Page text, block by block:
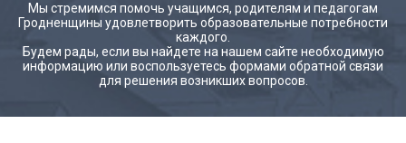
Мы стремимся помочь учащимся, родителям и педагогам
Гродненщины удовлетворить образовательные потребности
каждого.
Будем рады, если вы найдете на нашем сайте необходимую
информацию или воспользуетесь формами обратной связи
для решения возникших вопросов.